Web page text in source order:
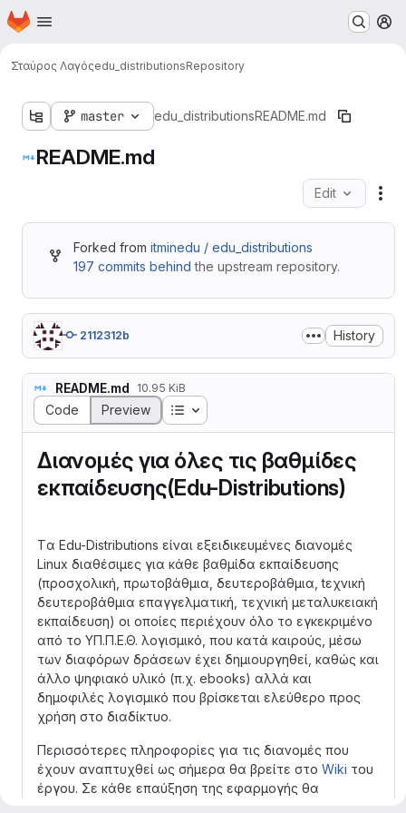
Skip to main content
Homepage
Σταύρος Λαγόςedu_distributionsRepository
master edu_distributionsREADME.md
README.md
Edit
Forked from itminedu / edu_distributions
197 commits behind the upstream repository.
2112312b History
README.md 10.95 KiB
Code Preview Table of contents
Διανομές για όλες τις βαθμίδες
εκπαίδευσης(Edu-Distributions)
Tα Edu-Distributions είναι εξειδικευμένες διανομές
Linux διαθέσιμες για κάθε βαθμίδα εκπαίδευσης
(προσχολική, πρωτοβάθμια, δευτεροβάθμια, tεχνική
δευτεροβάθμια επαγγελματική, τεχνική μεταλυκειακή
εκπαίδευση) οι οποίες περιέχουν όλο το εγκεκριμένο
από το ΥΠ.Π.Ε.Θ. λογισμικό, που κατά καιρούς, μέσω
των διαφόρων δράσεων έχει δημιουργηθεί, καθώς και
άλλο ψηφιακό υλικό (π.χ. ebooks) αλλά και
δημοφιλές λογισμικό που βρίσκεται ελεύθερο προς
χρήση στο διαδίκτυο.
Περισσότερες πληροφορίες για τις διανομές που
έχουν αναπτυχθεί ως σήμερα θα βρείτε στο Wiki του
έργου. Σε κάθε επαύξηση της εφαρμογής θα